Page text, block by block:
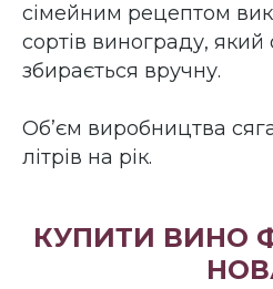
сімейним рецептом
сортів винограду, який
збирається вручну.
Об’єм виробництва
літрів на рік.
КУПИТИ ВИНО